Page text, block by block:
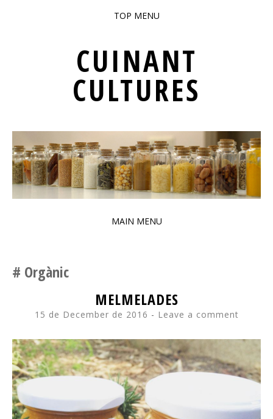
TOP MENU
CUINANT
CULTURES
MAIN MENU
Orgànic
MELMELADES
15 de December de 2016 Leave a comment